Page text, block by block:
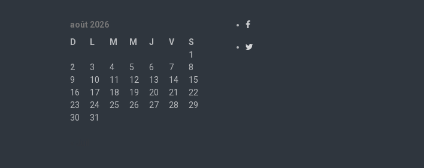
août 2026
D
L M M J V
S
1
2
3 4 5 6 7
8
9
10 11 12 13 14
15
16
17 18 19 20 21
22
23
24 25 26 27 28
29
30
31